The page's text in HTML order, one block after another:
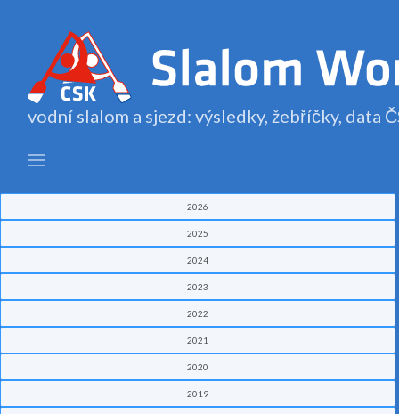
vodní slalom a sjezd: výsledky, žebříčky, data
2026
2025
2024
2023
2022
2021
2020
2019